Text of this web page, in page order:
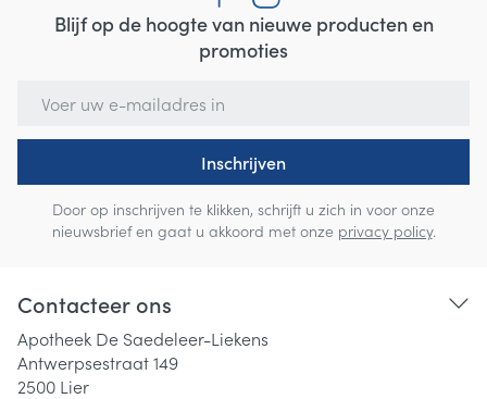
Blijf op de hoogte van nieuwe producten en
promoties
Inschrijven
Door op inschrijven te klikken, schrijft u zich in voor onze
nieuwsbrief en gaat u akkoord met onze privacy policy.
Contacteer ons
Apotheek De Saedeleer-Liekens
Antwerpsestraat 149
2500 Lier